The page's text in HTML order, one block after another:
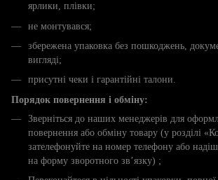
ярлики, плівки;
не монтувався;
збережена упаковка без пошкоджень,
вигляді;
присутні чеки і гарантійні талони.
Порядок повернення і обміну:
Зверніться до наших менеджерів для
повернення або обміну товару (у розділі
зателефонуйте на номер телефону або
на форму зворотного зв’язку) ;